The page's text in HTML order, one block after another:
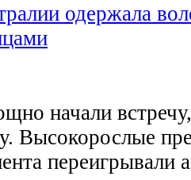
одержала
начали
Высокорослые
переигрывали